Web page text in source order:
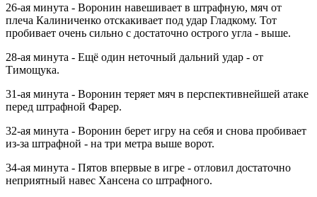
26-ая минута - Воронин навешивает в штрафную, мяч от
плеча Калиниченко отскакивает под удар Гладкому. Тот
пробивает очень сильно с достаточно острого угла - выше.
28-ая минута - Ещё один неточный дальний удар - от
Тимощука.
31-ая минута - Воронин теряет мяч в перспективнейшей атаке
перед штрафной Фарер.
32-ая минута - Воронин берет игру на себя и снова пробивает
из-за штрафной - на три метра выше ворот.
34-ая минута - Пятов впервые в игре - отловил достаточно
неприятный навес Хансена со штрафного.